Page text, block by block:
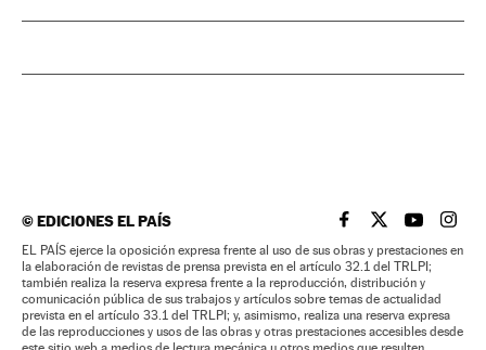
©EDICIONES EL PAÍS EL PAÍS BRASIL EN
EL PAÍSEL PAÍS
EL
EL PAÍS ejerce la oposición expresa frente al uso de sus obras y prestaciones en
la elaboración de revistas de prensa prevista en el artículo 32.1 del TRLPI;
también realiza la reserva expresa frente a la reproducción, distribución y
comunicación pública de sus trabajos y artículos sobre temas de actualidad
prevista en el artículo 33.1 del TRLPI; y, asimismo, realiza una reserva expresa
de las reproducciones y usos de las obras y otras prestaciones accesibles desde